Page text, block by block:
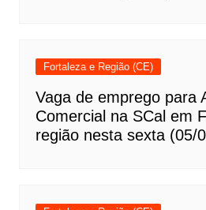
Fortaleza e Região (CE)
Vaga de emprego para
Comercial na SCal em
região nesta sexta (05/